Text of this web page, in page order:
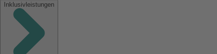
Inklusivleistungen